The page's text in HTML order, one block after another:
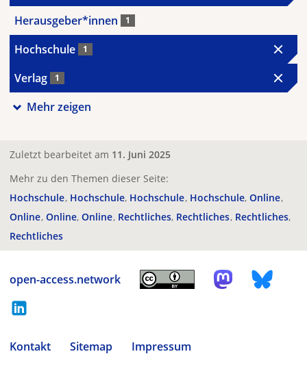
Herausgeber*innen 1
Hochschule 1
Verlag 1
Mehr zeigen
Zuletzt bearbeitet am 11. Juni 2025
Mehr zu den Themen dieser Seite:
Hochschule Hochschule Hochschule Hochschule Online
Online Online Online Rechtliches Rechtliches Rechtliches
Rechtliches
open-access.network
Kontakt Sitemap
Impressum